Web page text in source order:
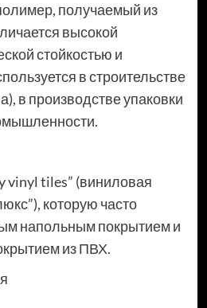
получаемый из
высокой
стойкостью и
в строительстве
в производстве упаковки
vinyl tiles” (виниловая
которую часто
напольным покрытием и
из ПВХ.